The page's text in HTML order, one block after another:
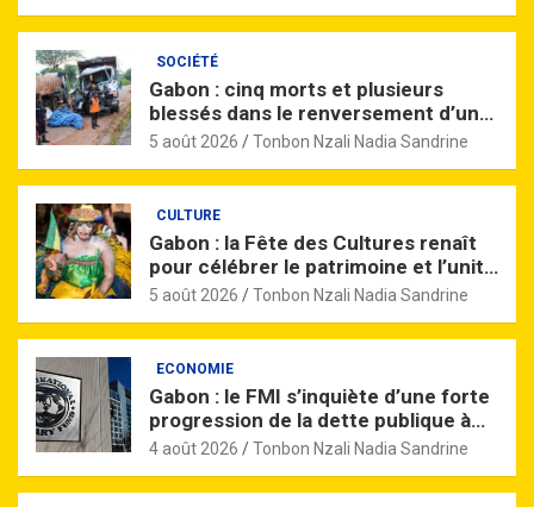
SOCIÉTÉ
Gabon : cinq morts et plusieurs
blessés dans le renversement d’un
camion près de Nzinga
5 août 2026 Tonbon Nzali Nadia Sandrine
CULTURE
Gabon : la Fête des Cultures renaît
pour célébrer le patrimoine et l’unité
nationale
5 août 2026 Tonbon Nzali Nadia Sandrine
ECONOMIE
Gabon : le FMI s’inquiète d’une forte
progression de la dette publique à
l’horizon 2027
4 août 2026 Tonbon Nzali Nadia Sandrine